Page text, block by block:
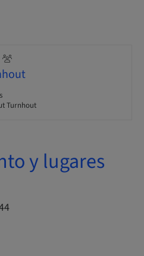
Turnhout
y lugares